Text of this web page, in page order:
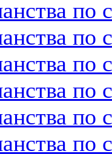
по
по
по
по
по
по